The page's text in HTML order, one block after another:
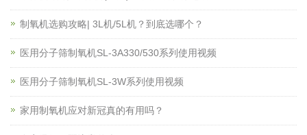
制氧机选购攻略| 3L机/5L机？到底选哪个？
医用分子筛制氧机SL-3A330/530系列使用视频
医用分子筛制氧机SL-3W系列使用视频
家用制氧机应对新冠真的有用吗？